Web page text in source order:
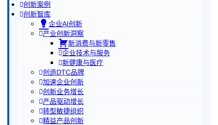
创新案例
创新智库
企业AI创新
产业创新洞察
新消费与新零售
企业技术与服务
新健康与医疗
创造DTC品牌
加速企业创新
创新业务增长
产品驱动增长
转型敏捷组织
精益产品创新